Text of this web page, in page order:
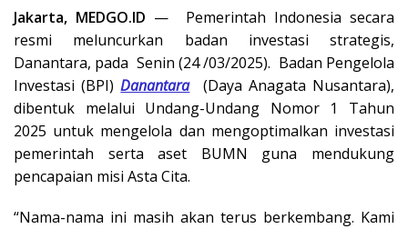
Jakarta, MEDGO.ID — Pemerintah Indonesia secara
resmi meluncurkan badan investasi strategis,
Danantara, pada Senin (24 /03/2025). Badan Pengelola
Investasi (BPI)Danantara(Daya Anagata Nusantara),
dibentuk melalui Undang-Undang Nomor 1 Tahun
2025 untuk mengelola dan mengoptimalkan investasi
pemerintah serta aset BUMN guna mendukung
pencapaian misi Asta Cita.
“Nama-nama ini masih akan terus berkembang. Kami